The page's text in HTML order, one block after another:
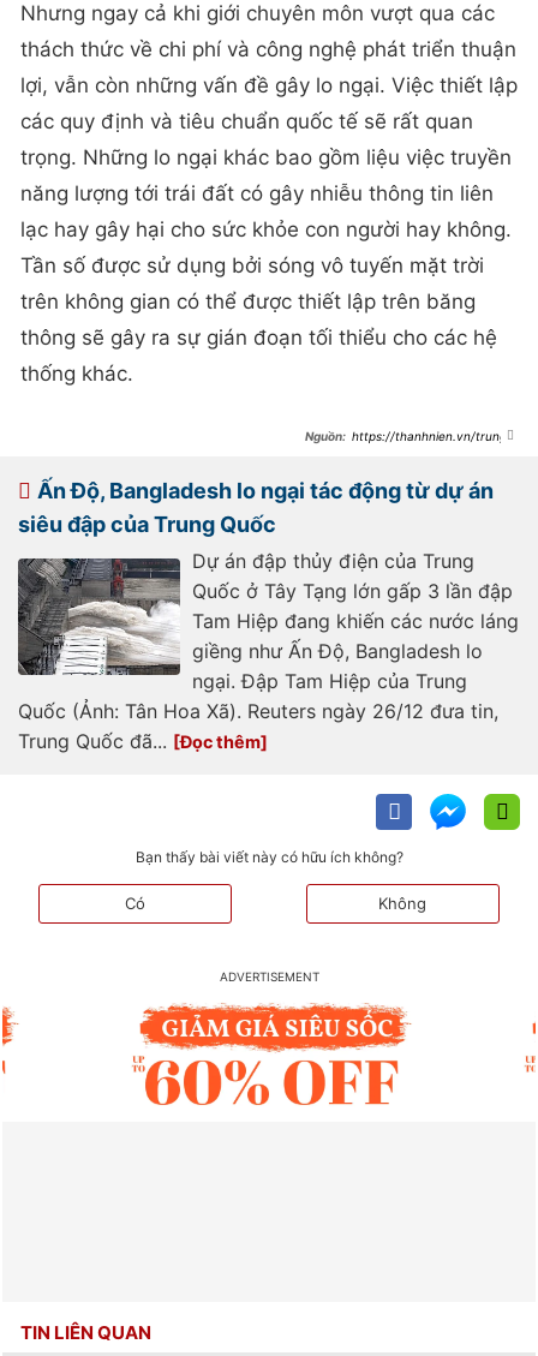
Nhưng ngay cả khi giới chuyên môn vượt qua các
thách thức về chi phí và công nghệ phát triển thuận
lợi, vẫn còn những vấn đề gây lo ngại. Việc thiết lập
các quy định và tiêu chuẩn quốc tế sẽ rất quan
trọng. Những lo ngại khác bao gồm liệu việc truyền
năng lượng tới trái đất có gây nhiễu thông tin liên
lạc hay gây hại cho sức khỏe con người hay không.
Tần số được sử dụng bởi sóng vô tuyến mặt trời
trên không gian có thể được thiết lập trên băng
thông sẽ gây ra sự gián đoạn tối thiểu cho các hệ
thống khác.
https://thanhnien.vn/trung-
18525011109251299.htm
Ấn Độ, Bangladesh lo ngại tác động từ dự án
siêu đập của Trung Quốc
Dự án đập thủy điện của Trung
Quốc ở Tây Tạng lớn gấp 3 lần đập
Tam Hiệp đang khiến các nước láng
giềng như Ấn Độ, Bangladesh lo
ngại. Đập Tam Hiệp của Trung
Quốc (Ảnh: Tân Hoa Xã). Reuters ngày 26/12 đưa tin,
Trung Quốc đã...
Bạn thấy bài viết này có hữu ích không?
Có Không
TIN LIÊN QUAN